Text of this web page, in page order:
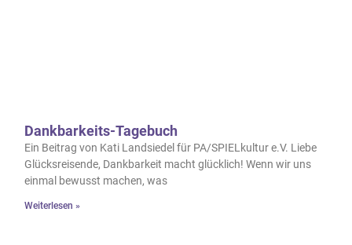
Dankbarkeits-Tagebuch
Ein Beitrag von Kati Landsiedel für PA/SPIELkultur e.V. Liebe
Glücksreisende, Dankbarkeit macht glücklich! Wenn wir uns
einmal bewusst machen, was
Weiterlesen »